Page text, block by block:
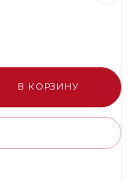
В КОРЗИНУ